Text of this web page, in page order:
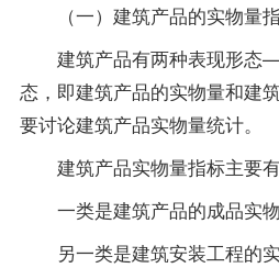
（一）建筑产品的实物量
建筑产品有两种表现形态
态，即建筑产品的实物量和建
要讨论建筑产品实物量统计。
建筑产品实物量指标主要有
一类是建筑产品的成品实物
另一类是建筑安装工程的实